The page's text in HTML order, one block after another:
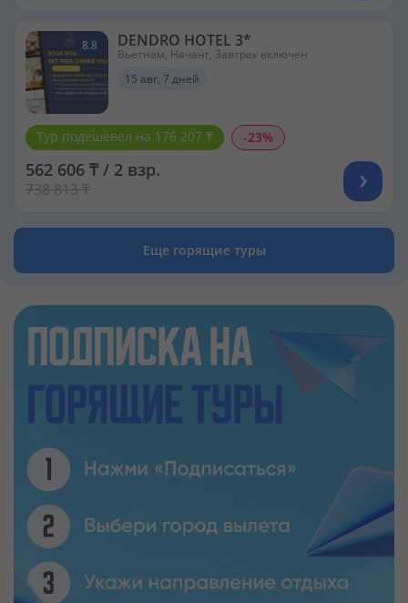
8.8 DENDRO HOTEL 3*
Вьетнам, Нячанг, Завтрак включен
15 авг, 7 дней
Тур подешевел на 176 207 ₸ -23%
562 606 ₸ / 2 взр.
738 813 ₸
Еще горящие туры